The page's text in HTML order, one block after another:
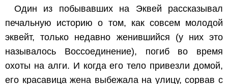
Один из побывавших на Эквей рассказывал
печальную историю о том, как совсем молодой
эквейт, только недавно женившийся (у них это
называлось Воссоединение), погиб во время
охоты на алги. И когда его тело привезли домой,
его красавица жена выбежала на улицу, сорвав с